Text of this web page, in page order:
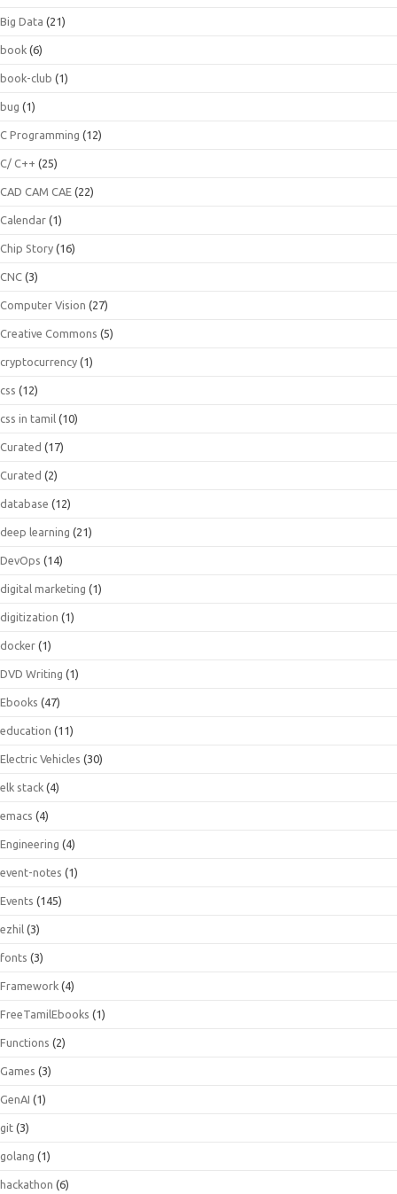
Big Data (21)
book (6)
book-club (1)
bug (1)
C Programming (12)
C/ C++ (25)
CAD CAM CAE (22)
Calendar (1)
Chip Story (16)
CNC (3)
Computer Vision (27)
Creative Commons (5)
cryptocurrency (1)
css (12)
css in tamil (10)
Curated (17)
Curated (2)
database (12)
deep learning (21)
DevOps (14)
digital marketing (1)
digitization (1)
docker (1)
DVD Writing (1)
Ebooks (47)
education (11)
Electric Vehicles (30)
elk stack (4)
emacs (4)
Engineering (4)
event-notes (1)
Events (145)
ezhil (3)
fonts (3)
Framework (4)
FreeTamilEbooks (1)
Functions (2)
Games (3)
GenAI (1)
git (3)
golang (1)
hackathon (6)